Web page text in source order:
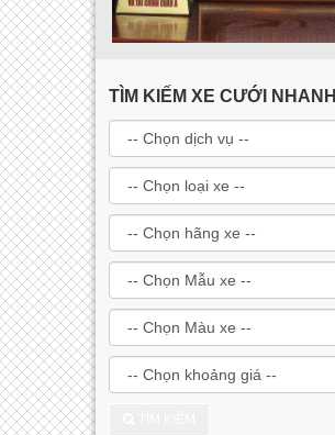
TÌM KIẾM XE CƯỚI NHANH